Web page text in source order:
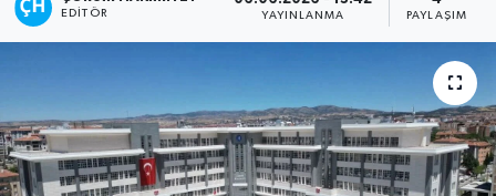
EDITÖR YAYINLANMA PAYLAŞIM
EKONOMİ
AKTÜEL
EĞİTİM
Süper Lig Puan Durumu ve Fikstür
Son Dakika Haberleri
Haber Arşivi